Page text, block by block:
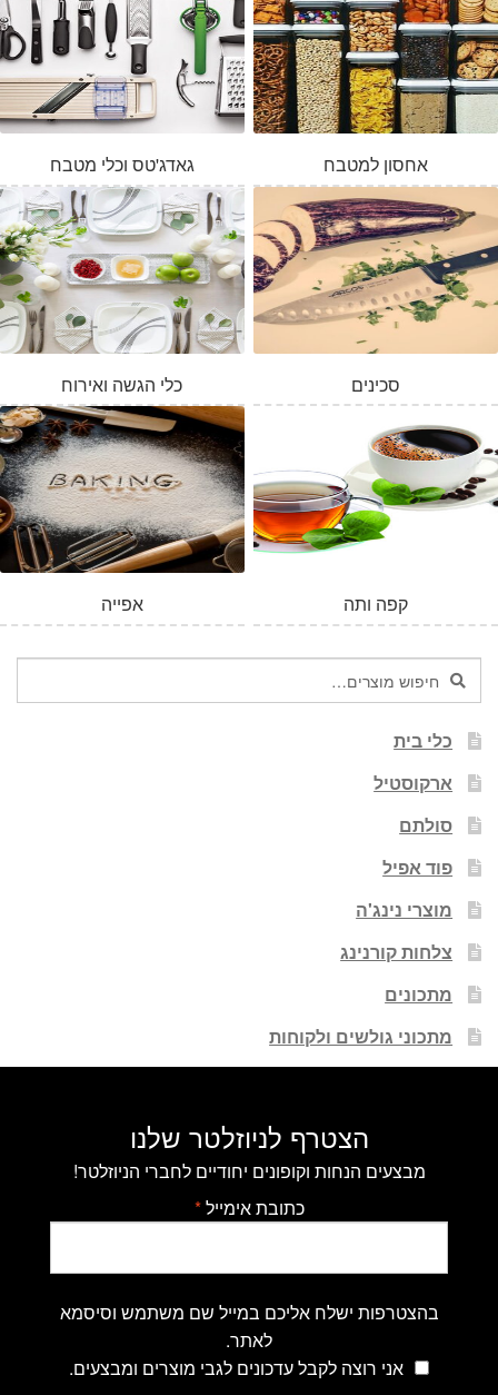
גאדג'טס וכלי מטבח אחסון למטבח
כלי הגשה ואירוח סכינים
אפייה קפה ותה
חיפוש
עבור:
חיפוש
כלי בית
ארקוסטיל
סולתם
פוד אפיל
מוצרי נינג'ה
צלחות קורנינג
מתכונים
מתכוני גולשים ולקוחות
הצטרף לניוזלטר שלנו
מבצעים הנחות וקופונים יחודיים לחברי הניוזלטר!
כתובת אימייל*
בהצטרפות ישלח אליכם במייל שם משתמש וסיסמא
לאתר.
אני רוצה לקבל עדכונים לגבי מוצרים ומבצעים.